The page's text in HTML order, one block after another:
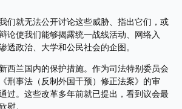
们就无法公开讨论这些威胁、指出它们，或
论使我们能够揭露统一战线活动、网络入
透政治、大学和公民社会的企图。
西兰国内的保护措施。作为司法特别委员会
刑事法（反制外国干预）修正法案》的审
过。这些改革多年前就已提出，看到议会最
慰。